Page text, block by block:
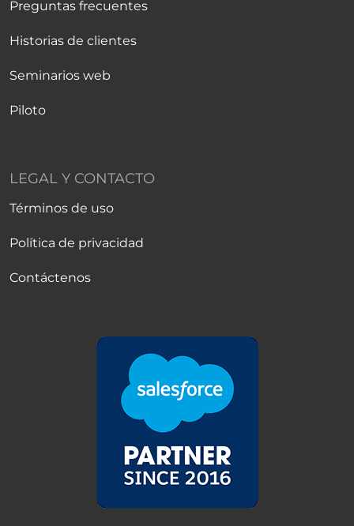
Preguntas frecuentes
Historias de clientes
Seminarios web
Piloto
LEGAL Y CONTACTO
Términos de uso
Política de privacidad
Contáctenos